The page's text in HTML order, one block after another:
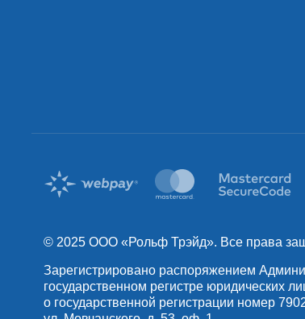
© 2025 OOO «Рольф Трэйд». Все права
Зарегистрировано распоряжением
государственном регистре юридических
о государственной регистрации номер